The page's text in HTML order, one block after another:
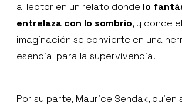
al lector en un relato donde lo
entrelaza con lo sombrío, y donde
imaginación se convierte en una
esencial para la supervivencia.
Por su parte, Maurice Sendak, quien